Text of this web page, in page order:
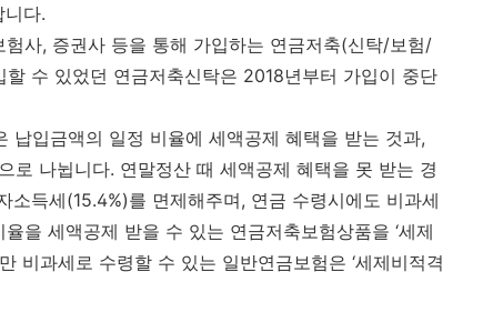
니다.
사, 증권사 등을 통해 가입하는 연금저축(신탁/보험/
수 있었던 연금저축신탁은 2018년부터 가입이 중단
납입금액의 일정 비율에 세액공제 혜택을 받는 것과,
로 나뉩니다. 연말정산 때 세액공제 혜택을 못 받는 경
소득세(15.4%)를 면제해주며, 연금 수령시에도 비과세
을 세액공제 받을 수 있는 연금저축보험상품을 ‘세제
비과세로 수령할 수 있는 일반연금보험은 ‘세제비적격